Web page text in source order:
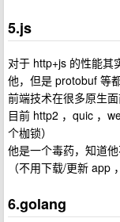
5.js
对于 http+js 的性能其
他，但是 protobuf 等
前端技术在很多原生
目前 http2 ，quic ，
个枷锁）
他是一个毒药，知道
（不用下载/更新 app
6.golang